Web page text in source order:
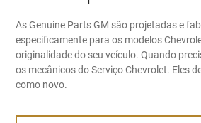
As Genuine Parts GM são projetadas e
especificamente para os modelos
originalidade do seu veículo. Quando
os mecânicos do Serviço Chevrolet. Eles
como novo.